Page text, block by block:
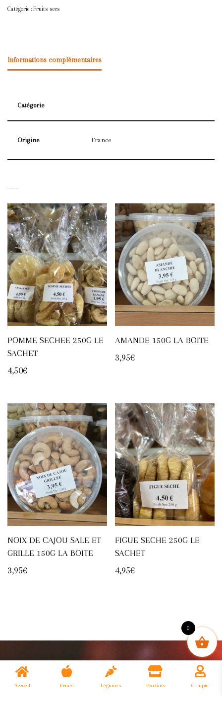
Catégorie : Fruits secs
Informations complémentaires
Catégorie
Origine France
POMME SECHEE 250G LE
SACHET
4,50€
AMANDE 150G LA BOITE
3,95€
NOIX DE CAJOU SALE ET
GRILLE 150G LA BOITE
3,95€
FIGUE SECHE 250G LE
SACHET
4,95€
Primeurs Monge - Réalisé par Cerci Apps
Accueil Fruits Légumes Produits Compte
0